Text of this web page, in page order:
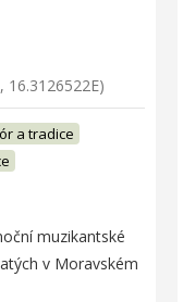
16.3126522E)
a tradice
muzikantské
v Moravském